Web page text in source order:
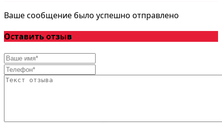
Ваше сообщение было успешно отправлено
Оставить отзыв